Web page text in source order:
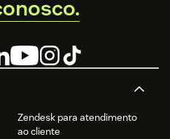
Zendesk para atendimento
ao cliente